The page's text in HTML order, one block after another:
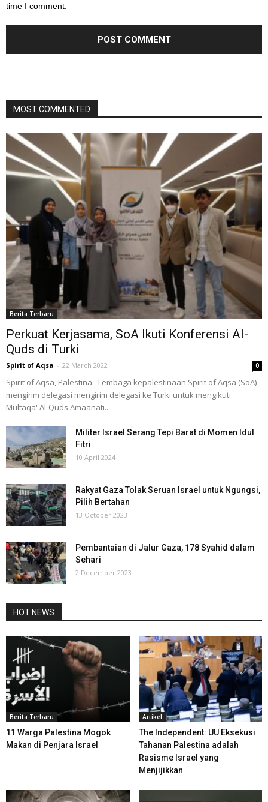
time I comment.
MOST COMMENTED
Berita Terbaru
Perkuat Kerjasama, SoA Ikuti Konferensi Al-
Quds di Turki
Spirit of Aqsa - 22 March 2022 0
Spirit of Aqsa, Palestina - Lembaga kepalestinaan Spirit of Aqsa (SoA)
mengirim delegasi mengirim delegasi ke Turki untuk mengikuti
Multaqa' Al-Quds Amaanati...
Militer Israel Serang Tepi Barat di Momen Idul
Fitri
10 April 2024
Rakyat Gaza Tolak Seruan Israel untuk Ngungsi,
Pilih Bertahan
13 October 2023
Pembantaian di Jalur Gaza, 178 Syahid dalam
Sehari
2 December 2023
HOT NEWS
Berita Terbaru
11 Warga Palestina Mogok
Makan di Penjara Israel
Artikel
The Independent: UU Eksekusi
Tahanan Palestina adalah
Rasisme Israel yang
Menjijikkan